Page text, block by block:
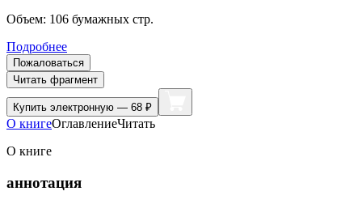
Объем: 106 бумажных стр.
Подробнее
Пожаловаться
Читать фрагмент
Купить электронную — 68 ₽
О книгеОглавлениеЧитать
О книге
аннотация